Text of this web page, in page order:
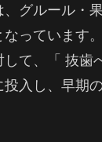
グルール・
っています。
て、「 抜
入し、早期